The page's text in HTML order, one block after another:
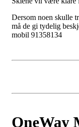
Dersom noen skulle
må de gi tydelig
mobil 91358134
OneWay